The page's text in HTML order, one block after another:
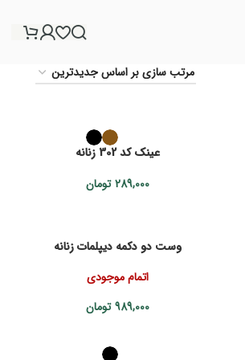
عینک کد 302 زنانه
289,000 تومان
وست دو دکمه دیپلمات زنانه
اتمام موجودی
989,000 تومان